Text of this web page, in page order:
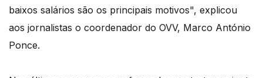
baixos salários são os principais motivos", explicou
aos jornalistas o coordenador do OVV, Marco António
Ponce.